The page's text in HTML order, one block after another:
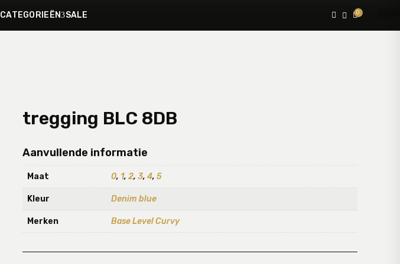
CATEGORIEËN SALE   0
tregging BLC 8DB
Aanvullende informatie
Maat 0, 1, 2, 3, 4, 5
Kleur Denim blue
Merken Base Level Curvy